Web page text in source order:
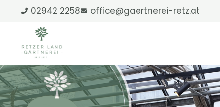
02942 2258 office@gaertnerei-retz.at